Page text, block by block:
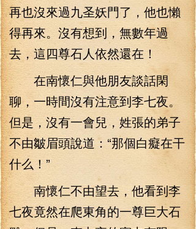
再也沒來過九圣妖門了，他也懶
得再來。沒有想到，無數年過
去，這四尊石人依然還在！
在南懷仁與他朋友談話閑
聊，一時間沒有注意到李七夜。
但是，沒有一會兒，姓張的弟子
不由皺眉頭說道：“那個白癡在干
什么！”
南懷仁不由望去，他看到李
七夜竟然在爬東角的一尊巨大石